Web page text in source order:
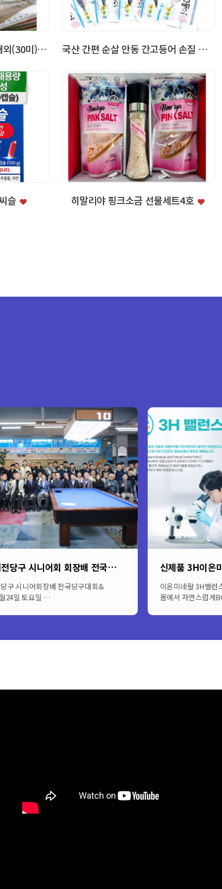
진공포장굴비 1호, 1.9kg내외(30미),… 국산 간편 순살 안동 간고등어 손질 자반 고…
슬 히말리야 핑크소금 선물세트4호
방송인 황기순님 이 (주)알지오포유를 함…
순님을 응원합니다, 활동 초기에는
로 개그의 소재를 삼았지만…
최고의국내 연애인
(주)